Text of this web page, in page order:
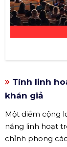
Tính linh
khán giả
Một điểm cộng
năng linh hoạt
chỉnh phong